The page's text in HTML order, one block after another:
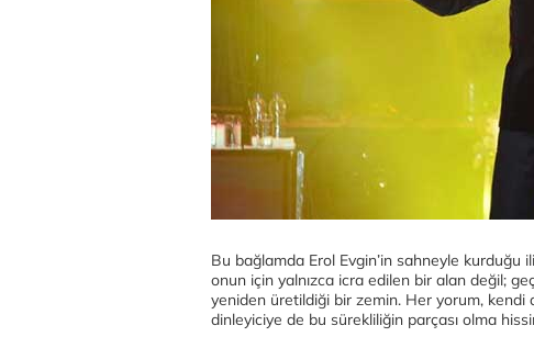
Bu bağlamda Erol Evgin’in sahneyle kurduğu
onun için yalnızca icra edilen bir alan değil;
yeniden üretildiği bir zemin. Her yorum, kendi
dinleyiciye de bu sürekliliğin parçası olma